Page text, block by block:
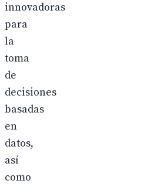
innovadoras
para
la
toma
de
decisiones
basadas
en
datos,
así
como